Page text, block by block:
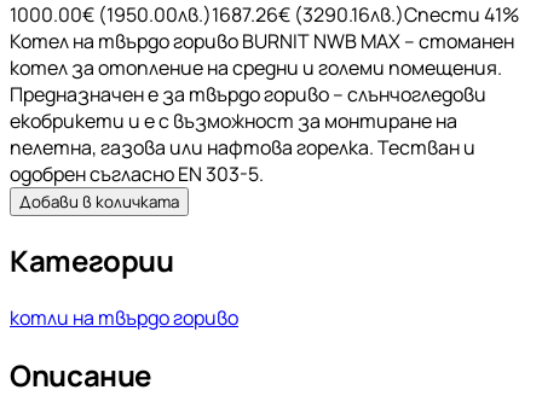
1000.00€ (1950.00лв.)1687.26€ (3290.16лв.)Спести41%
Котел на твърдо гориво BURNIT NWB MAX – стоманен
котел за отопление на средни и големи помещения.
Предназначен е за твърдо гориво – слънчогледови
екобрикети и е с възможност за монтиране на
пелетна, газова или нафтова горелка. Тестван и
одобрен съгласно EN 303-5.
Добави в количката
Категории
котли на твърдо гориво
Описание